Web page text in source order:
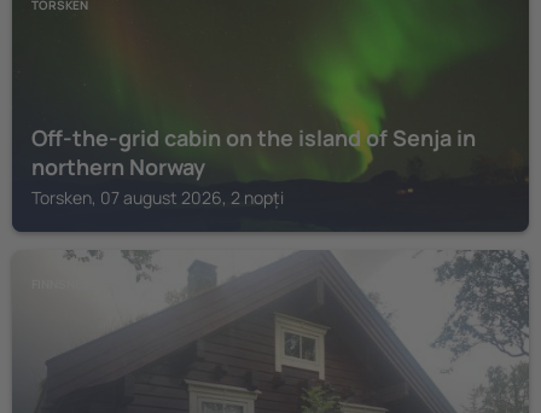
TORSKEN
Off-the-grid cabin on the island of Senja in
northern Norway
Torsken, 07 august 2026, 2 nopți